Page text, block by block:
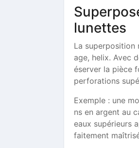
lunettes
La superposition
age, helix. Avec
éserver la pièce
perforations
Exemple : une
ns en argent au
eaux supérieurs
faitement